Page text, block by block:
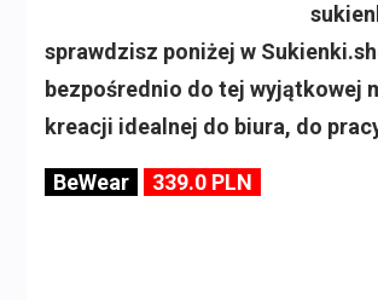
sprawdzisz poniżej w
bezpośrednio do tej wyjątkowej
kreacji idealnej do biura, do
BeWear 339.0 PLN